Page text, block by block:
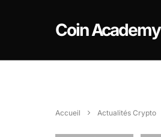
Coin Academy
Accueil Actualités Crypto